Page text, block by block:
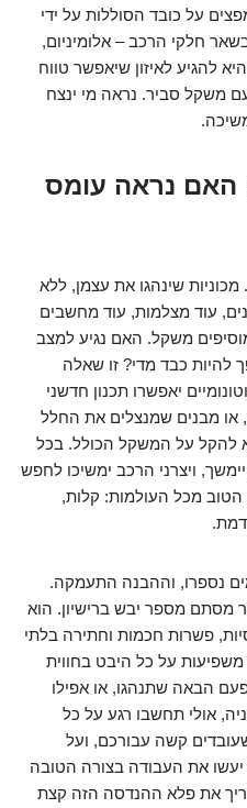
על כובד הסוללות על ידי
חלקי הרכב – אלומיניום,
להגיע לאיזון שיאפשר טווח
משקל סביר. נראה מי ינצח
האם נראה עומס
שינהגו את עצמן, ללא
עוד מצלמות, עוד מחשבים
משקל. האם נגיע למצב
להיות כבד מדי? זו שאלה
יאפשרו תכנון חדשני
או מבנים שמנצלים את החלל
להקל על המשקל הכולל. בכל
ויצרני הרכב ימשיכו לחפש
הטוב מכל העולמות: קלות,
נספרו, וההבנה התעמקה.
מספר יבש ברישיון. הוא
פשרות חכמות וחתירה בלתי
על כל היבט בחווית
הבאה שתנהגו, או אפילו
אולי תחשבו רגע על כל
קשה עבורכם, ועל
את העבודה בצורה הטובה
את פלא ההנדסה הזה קצת